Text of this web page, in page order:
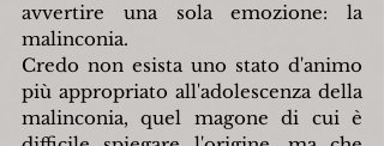
avvertire una sola emozione: la
malinconia.
Credo non esista uno stato d'animo
più appropriato all'adolescenza della
malinconia, quel magone di cui è